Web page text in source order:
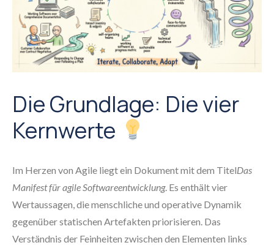
Die Grundlage: Die vier
Kernwerte
Im Herzen von Agile liegt ein Dokument mit dem TitelDas
Manifest für agile Softwareentwicklung. Es enthält vier
Wertaussagen, die menschliche und operative Dynamik
gegenüber statischen Artefakten priorisieren. Das
Verständnis der Feinheiten zwischen den Elementen links